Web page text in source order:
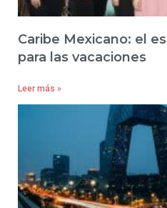
Caribe Mexicano: el
para las vacaciones
Leer más »